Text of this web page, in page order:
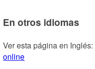
En otros idiomas
Ver esta página en Inglés:
online